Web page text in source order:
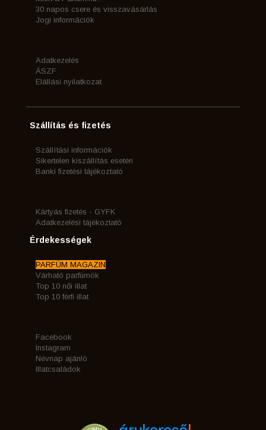
30 napos csere és visszavásárlás
Jogi információk
Adatkezelés
ÁSZF
Elállási nyilatkozat
Szállítás és fizetés
Szállítási információk
Sikertelen kiszállítás esetén
Banki fizetési tájékoztató
Kártyás fizetés - GYFK
Adatkezelési tájékoztató
Érdekességek
PARFÜM MAGAZIN
Várható parfümök
Top 10 női illat
Top 10 férfi illat
Facebook
Instagram
Névnap ajánló
Illatcsaládok